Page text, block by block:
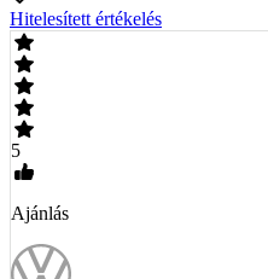
Hitelesített értékelés
5
Ajánlás